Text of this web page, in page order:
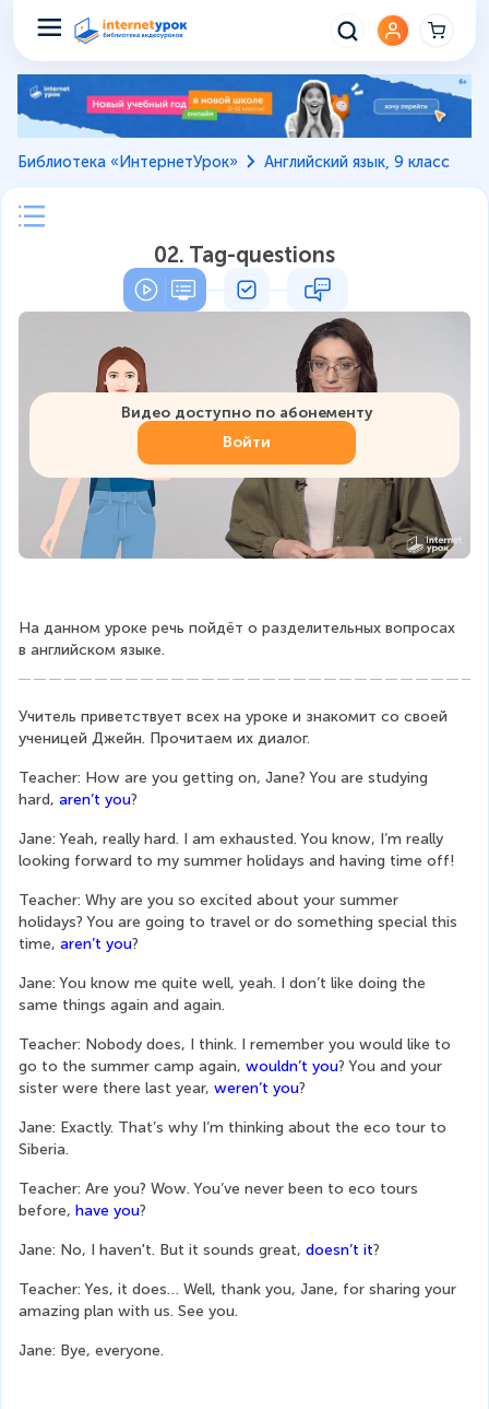
Библиотека «ИнтернетУрок» Английский язык, 9 класс
02. Tag-questions
Видео доступно по абонементу
Войти
На данном уроке речь пойдёт о разделительных вопросах
в английском языке.
Учитель приветствует всех на уроке и знакомит со своей
ученицей Джейн. Прочитаем их диалог.
Teacher: How are you getting on, Jane? You are studying
hard, aren’t you?
Jane: Yeah, really hard. I am exhausted. You know, I’m really
looking forward to my summer holidays and having time off!
Teacher: Why are you so excited about your summer
holidays? You are going to travel or do something special this
time, aren’t you?
Jane: You know me quite well, yeah. I don’t like doing the
same things again and again.
Teacher: Nobody does, I think. I remember you would like to
go to the summer camp again, wouldn’t you? You and your
sister were there last year, weren’t you?
Jane: Exactly. That’s why I’m thinking about the eco tour to
Siberia.
Teacher: Are you? Wow. You’ve never been to eco tours
before, have you?
Jane: No, I haven't. But it sounds great, doesn’t it?
Teacher: Yes, it does… Well, thank you, Jane, for sharing your
amazing plan with us. See you.
Jane: Bye, everyone.